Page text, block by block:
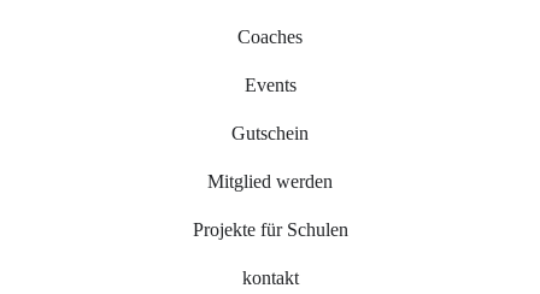
Coaches
Events
Gutschein
Mitglied werden
Projekte für Schulen
kontakt